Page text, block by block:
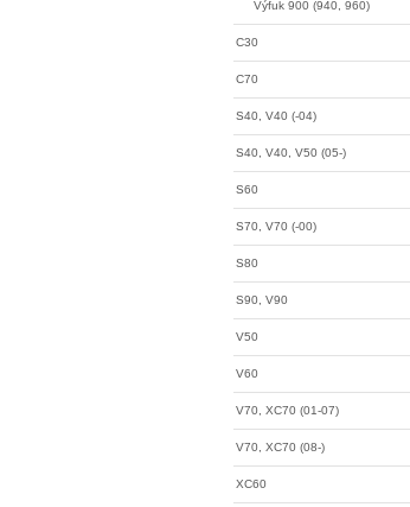
Výfuk 900 (940, 960)
C30
C70
S40, V40 (-04)
S40, V40, V50 (05-)
S60
S70, V70 (-00)
S80
S90, V90
V50
V60
V70, XC70 (01-07)
V70, XC70 (08-)
XC60